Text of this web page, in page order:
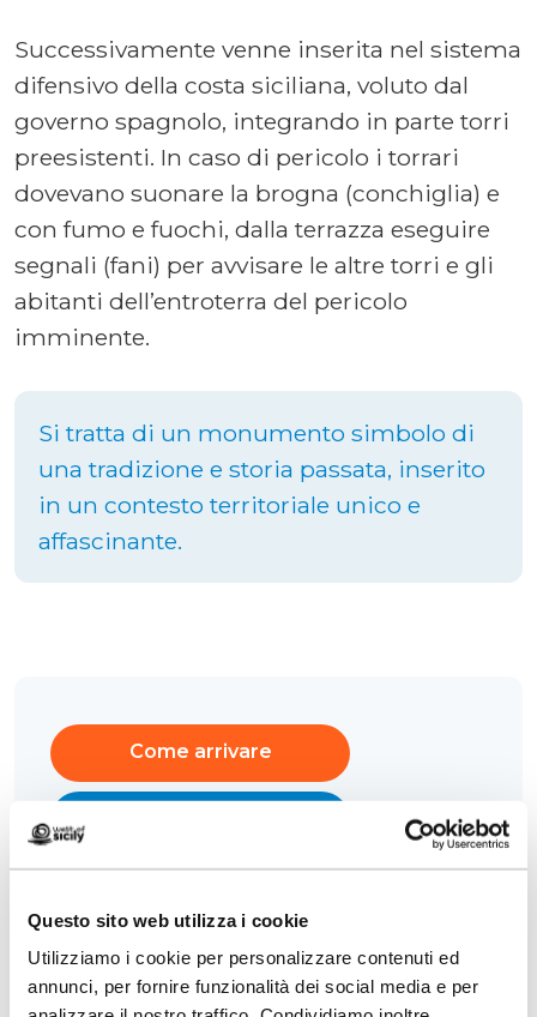
Questo sito web utilizza i cookie
Utilizziamo i cookie per personalizzare contenuti ed
annunci, per fornire funzionalità dei social media e per
Come arrivare
Successivamente venne inserita nel sistema
difensivo della costa siciliana, voluto dal
governo spagnolo, integrando in parte torri
preesistenti. In caso di pericolo i torrari
dovevano suonare la brogna (conchiglia) e
con fumo e fuochi, dalla terrazza eseguire
segnali (fani) per avvisare le altre torri e gli
abitanti dell’entroterra del pericolo
imminente.
Si tratta di un monumento simbolo di
una tradizione e storia passata, inserito
in un contesto territoriale unico e
affascinante.